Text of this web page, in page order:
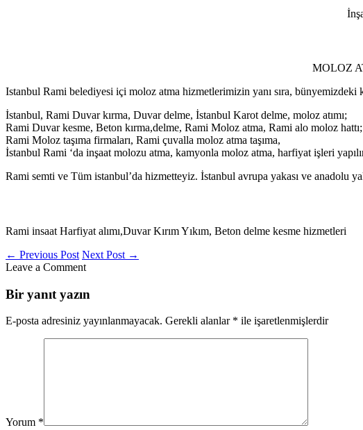
MOLOZ
Istanbul Rami belediyesi içi moloz atma hizmetlerimizin yanı sıra, bünyemizdeki
İstanbul, Rami Duvar kırma, Duvar delme, İstanbul Karot delme, moloz atımı;
Rami Duvar kesme, Beton kırma,delme, Rami Moloz atma, Rami alo moloz hattı;
Rami Moloz taşıma firmaları, Rami çuvalla moloz atma taşıma,
İstanbul Rami ‘da inşaat molozu atma, kamyonla moloz atma, harfiyat işleri
Rami semti ve Tüm istanbul’da hizmetteyiz. İstanbul avrupa yakası ve anadolu
Rami insaat Harfiyat alımı,Duvar Kırım Yıkım, Beton delme kesme hizmetleri
← Previous Post Next Post →
Leave a Comment
Bir yanıt yazın
E-posta adresiniz yayınlanmayacak. Gerekli alanlar * ile işaretlenmişlerdir
Yorum *